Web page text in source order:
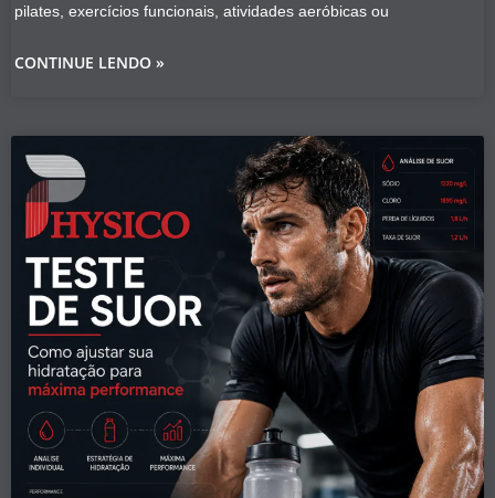
pilates, exercícios funcionais, atividades aeróbicas ou
CONTINUE LENDO »